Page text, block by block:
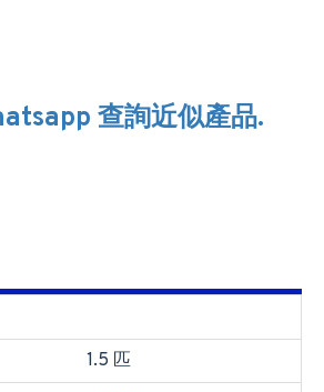
查詢近似產品.
1.5 匹